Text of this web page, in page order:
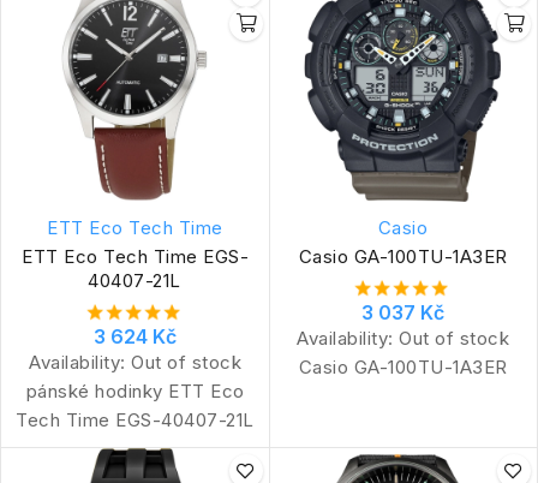
ETT Eco Tech Time
ETT Eco Tech Time EGS-
40407-21L
3 624 Kč
Availability: Out of stock
pánské hodinky ETT Eco
Tech Time EGS-40407-21L
Casio
Casio GA-100TU-1A3ER
3 037 Kč
Availability: Out of stock
Casio GA-100TU-1A3ER